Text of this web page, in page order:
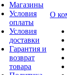
Магазины
Условия
оплаты
Условия
доставки
Гарантия и
возврат
товара
О